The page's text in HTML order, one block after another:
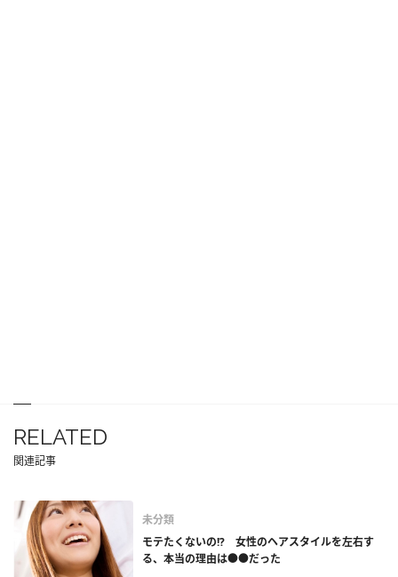
RELATED
関連記事
未分類
モテたくないの!? 女性のヘアスタイルを左右す
る、本当の理由は●●だった